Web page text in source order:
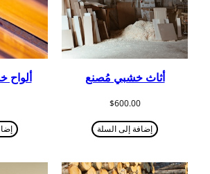
أثاث خشبي مُصنع
$600.00
إضافة إلى السلة